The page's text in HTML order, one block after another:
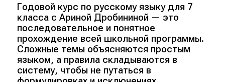
Годовой курс по русскому языку для 7
класса с Ариной Дробининой — это
последовательное и понятное
прохождение всей школьной программы.
Сложные темы объясняются простым
языком, а правила складываются в
систему, чтобы не путаться в